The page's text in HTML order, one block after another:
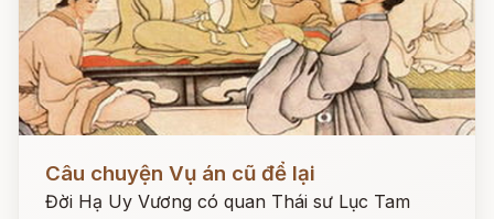
Câu chuyện Vụ án cũ để lại
Đời Hạ Uy Vương có quan Thái sư Lục Tam